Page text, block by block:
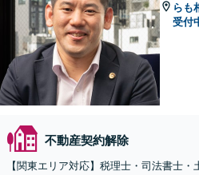
らも
受付
不動産契約解除
【関東エリア対応】税理士・司法書士